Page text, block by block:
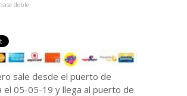
doble
sale desde el puerto de
el 05-05-19 y llega al puerto de